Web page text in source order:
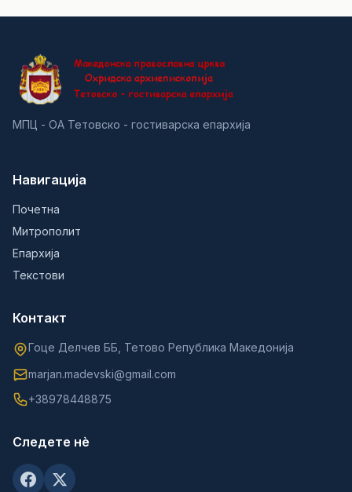
МПЦ - ОА Тетовско - гостиварска епархија
Навигација
Почетна
Митрополит
Епархија
Текстови
Контакт
Гоце Делчев ББ, Тетово Република Македонија
marjan.madevski@gmail.com
+38978448875
Следете нè